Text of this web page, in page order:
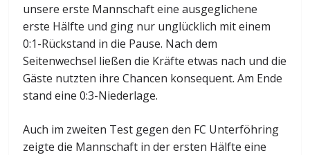
unsere erste Mannschaft eine ausgeglichene
erste Hälfte und ging nur unglücklich mit einem
0:1-Rückstand in die Pause. Nach dem
Seitenwechsel ließen die Kräfte etwas nach und die
Gäste nutzten ihre Chancen konsequent. Am Ende
stand eine 0:3-Niederlage.
Auch im zweiten Test gegen den FC Unterföhring
zeigte die Mannschaft in der ersten Hälfte eine